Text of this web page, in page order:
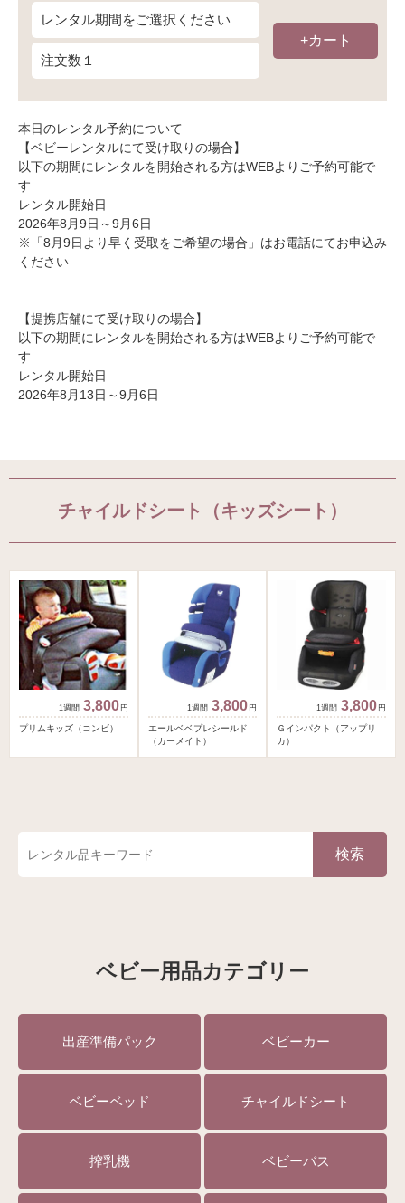
+カート
本日のレンタル予約について
【ベビーレンタルにて受け取りの場合】
以下の期間にレンタルを開始される方はWEBよりご予約可能で
す
レンタル開始日
2026年8月9日～9月6日
※「8月9日より早く受取をご希望の場合」はお電話にてお申込み
ください
【提携店舗にて受け取りの場合】
以下の期間にレンタルを開始される方はWEBよりご予約可能で
す
レンタル開始日
2026年8月13日～9月6日
チャイルドシート（キッズシート）
3,800 円
プリムキッズ（コンビ）
3,800 円
エールベベプレシールド
（カーメイト）
3,800 円
Ｇインパクト（アップリ
カ）
検索
ベビー用品カテゴリー
出産準備パック ベビーカー
ベビーベッド チャイルドシート
搾乳機 ベビーバス